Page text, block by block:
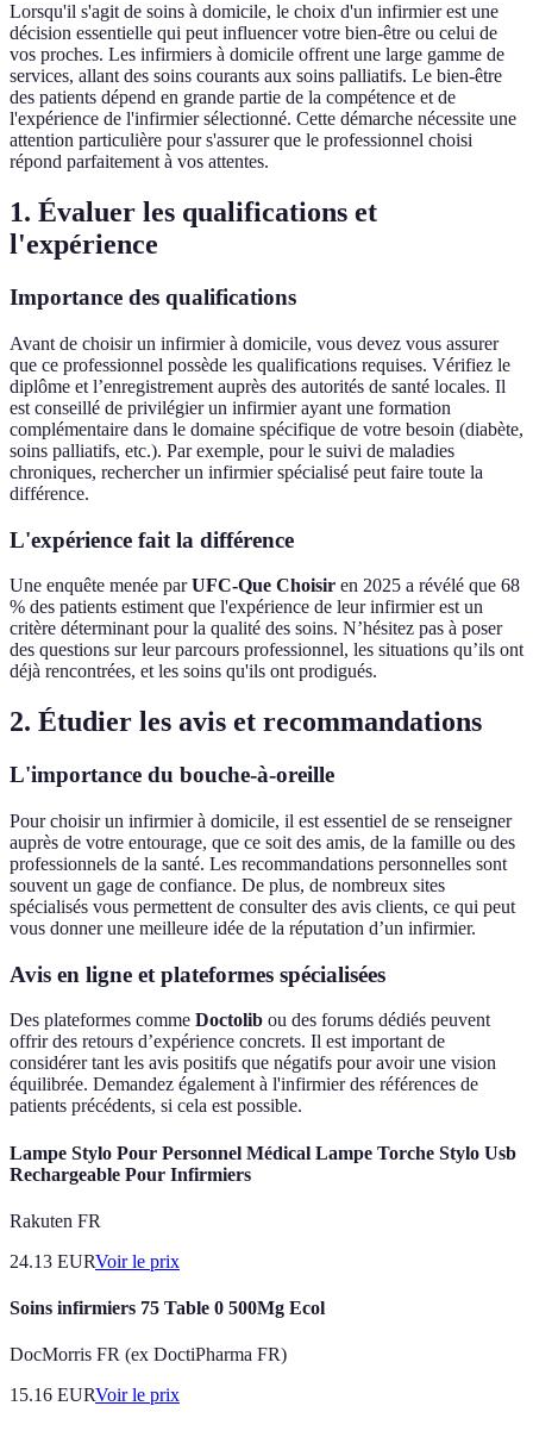
Lorsqu'il s'agit de soins à domicile, le choix d'un infirmier est une
décision essentielle qui peut influencer votre bien-être ou celui de
vos proches. Les infirmiers à domicile offrent une large gamme de
services, allant des soins courants aux soins palliatifs. Le bien-être
des patients dépend en grande partie de la compétence et de
l'expérience de l'infirmier sélectionné. Cette démarche nécessite une
attention particulière pour s'assurer que le professionnel choisi
répond parfaitement à vos attentes.
1. Évaluer les qualifications et
l'expérience
Importance des qualifications
Avant de choisir un infirmier à domicile, vous devez vous assurer
que ce professionnel possède les qualifications requises. Vérifiez le
diplôme et l’enregistrement auprès des autorités de santé locales. Il
est conseillé de privilégier un infirmier ayant une formation
complémentaire dans le domaine spécifique de votre besoin (diabète,
soins palliatifs, etc.). Par exemple, pour le suivi de maladies
chroniques, rechercher un infirmier spécialisé peut faire toute la
différence.
L'expérience fait la différence
Une enquête menée parUFC-Que Choisir en 2025 a révélé que 68
% des patients estiment que l'expérience de leur infirmier est un
critère déterminant pour la qualité des soins. N’hésitez pas à poser
des questions sur leur parcours professionnel, les situations qu’ils ont
déjà rencontrées, et les soins qu'ils ont prodigués.
2. Étudier les avis et recommandations
L'importance du bouche-à-oreille
Pour choisir un infirmier à domicile, il est essentiel de se renseigner
auprès de votre entourage, que ce soit des amis, de la famille ou des
professionnels de la santé. Les recommandations personnelles sont
souvent un gage de confiance. De plus, de nombreux sites
spécialisés vous permettent de consulter des avis clients, ce qui peut
vous donner une meilleure idée de la réputation d’un infirmier.
Avis en ligne et plateformes spécialisées
Des plateformes comme Doctolib ou des forums dédiés peuvent
offrir des retours d’expérience concrets. Il est important de
considérer tant les avis positifs que négatifs pour avoir une vision
équilibrée. Demandez également à l'infirmier des références de
patients précédents, si cela est possible.
Lampe Stylo Pour Personnel Médical Lampe Torche Stylo Usb
Rechargeable Pour Infirmiers
Rakuten FR
24.13 EURVoir le prix
Soins infirmiers 75 Table 0 500Mg Ecol
DocMorris FR (ex DoctiPharma FR)
15.16 EURVoir le prix